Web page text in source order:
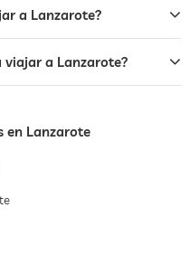
a Lanzarote?
viajar a Lanzarote?
en Lanzarote